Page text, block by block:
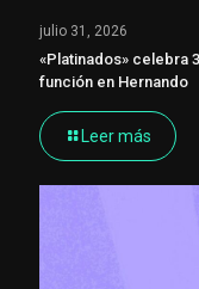
julio 31, 2026
«Platinados» celebra
función en Hernando
Leer más